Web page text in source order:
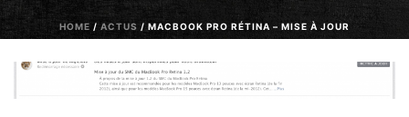
HOME / ACTUS / MACBOOK PRO RÉTINA – MISE À JOUR